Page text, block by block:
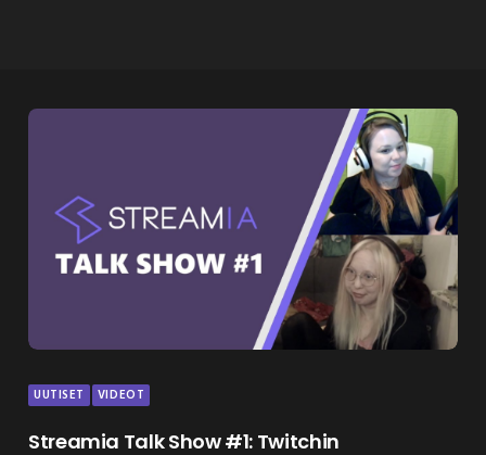
UUTISET VIDEOT
Streamia Talk Show #1: Twitchin